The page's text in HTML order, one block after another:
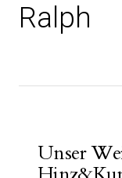
Ralph
Unser